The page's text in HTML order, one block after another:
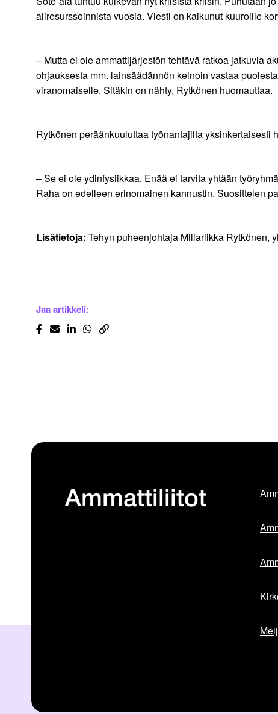
aliresurssoinnista vuosia. Viesti on kaikunut kuuroille
– Mutta ei ole ammattijärjestön tehtävä ratkoa jatkuvia
ohjauksesta mm. lainsäädännön keinoin vastaa
viranomaiselle. Sitäkin on nähty, Rytkönen huomauttaa.
Rytkönen peräänkuuluttaa työnantajilta
– Se ei ole ydinfysiikkaa. Enää ei tarvita yhtään
Raha on edelleen erinomainen kannustin. Suosittelen
Lisätietoja: Tehyn puheenjohtaja Millariikka Rytkönen,
Jaa artikkeli:
Ammattiliitot